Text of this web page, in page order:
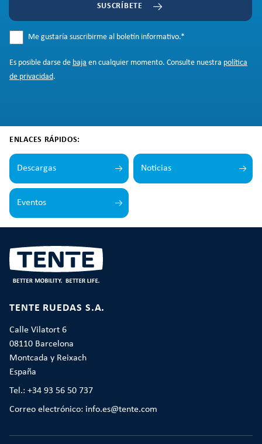
SUSCRÍBETE
Me gustaría suscribirme al boletín informativo.*
Es posible darse de baja en cualquier momento. Consulte nuestra política
de privacidad.
ENLACES RÁPIDOS:
Descargas Noticias
Eventos
TENTE RUEDAS S.A.
Calle Vilatort 6
08110 Barcelona
Montcada y Reixach
España
Tel.: +34 93 56 50 737
Correo electrónico: info.es@tente.com